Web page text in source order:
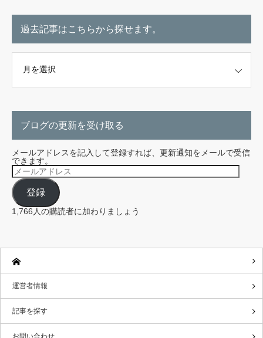
過去記事はこちらから探せます。
ブログの更新を受け取る
メールアドレスを記入して登録すれば、更新通知をメールで受信
できます。
メ
ー
ル
ア
ド
レ
ス
登録
1,766人の購読者に加わりましょう
運営者情報
記事を探す
お問い合わせ